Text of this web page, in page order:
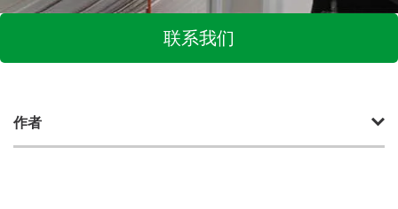
联系我们
作者